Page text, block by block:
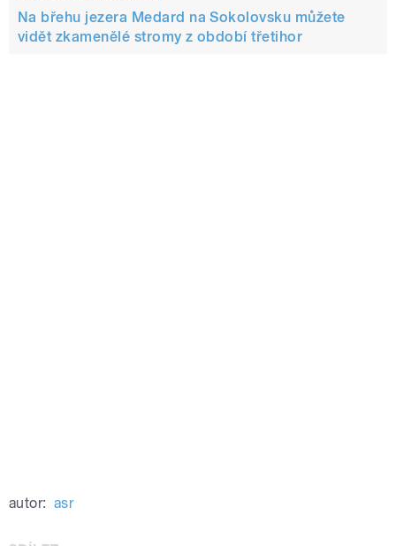
Na břehu jezera Medard na Sokolovsku můžete
vidět zkamenělé stromy z období třetihor
autor: asr